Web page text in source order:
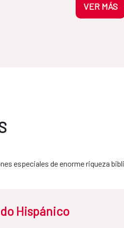
VER MÁS
especiales de enorme riqueza
Hispánico